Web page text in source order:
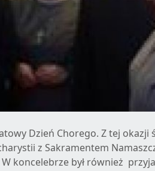
Dzień Chorego. Z tej okazji
z Sakramentem
koncelebrze był również